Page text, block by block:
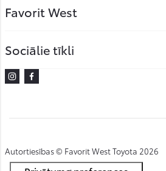
Favorit West
Sociālie tīkli
Instagram
Facebook
Autortiesības © Favorit West Toyota 2026